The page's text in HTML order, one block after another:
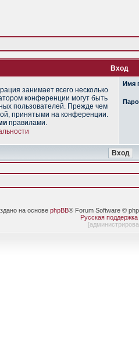
Вход
занимает всего несколько
конференции могут быть
пользователей. Прежде чем
принятыми на конференции.
правилами.
Имя
на основе phpBB® Forum Software ©
Русская
[